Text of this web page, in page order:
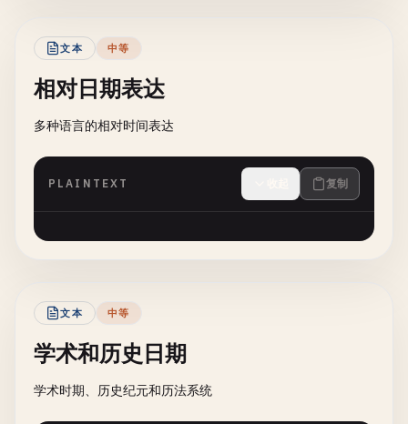
文本 中等
相对日期表达
多种语言的相对时间表达
PLAINTEXT 复制
文本 中等
学术和历史日期
学术时期、历史纪元和历法系统